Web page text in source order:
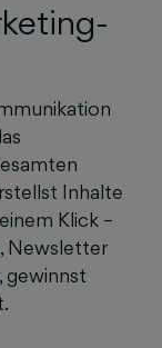
Inhalte
Klick –
Newsletter
gewinnst